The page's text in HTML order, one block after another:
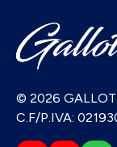
© 2026
C.F/P.IVA: